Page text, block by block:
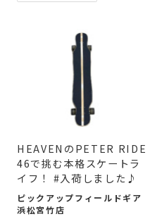
HEAVENのPETER RIDE
46で挑む本格スケートラ
イフ！ #入荷しました♪
ピックアップフィールドギア
浜松宮竹店